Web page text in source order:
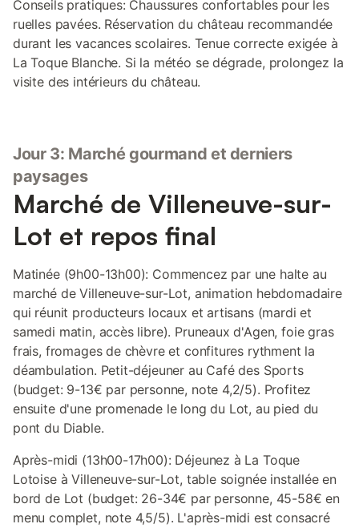
Conseils pratiques: Chaussures confortables pour les
ruelles pavées. Réservation du château recommandée
durant les vacances scolaires. Tenue correcte exigée à
La Toque Blanche. Si la météo se dégrade, prolongez la
visite des intérieurs du château.
Jour 3: Marché gourmand et derniers
paysages
Marché de Villeneuve-sur-
Lot et repos final
Matinée (9h00-13h00): Commencez par une halte au
marché de Villeneuve-sur-Lot, animation hebdomadaire
qui réunit producteurs locaux et artisans (mardi et
samedi matin, accès libre). Pruneaux d'Agen, foie gras
frais, fromages de chèvre et confitures rythment la
déambulation. Petit-déjeuner au Café des Sports
(budget: 9-13€ par personne, note 4,2/5). Profitez
ensuite d'une promenade le long du Lot, au pied du
pont du Diable.
Après-midi (13h00-17h00): Déjeunez à La Toque
Lotoise à Villeneuve-sur-Lot, table soignée installée en
bord de Lot (budget: 26-34€ par personne, 45-58€ en
menu complet, note 4,5/5). L'après-midi est consacré